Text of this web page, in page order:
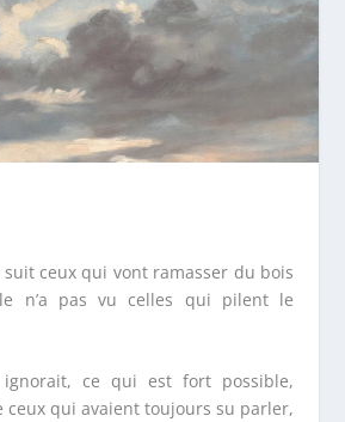
suit ceux qui vont ramasser du bois
n’a pas vu celles qui pilent le
ignorait, ce qui est fort possible,
ceux qui avaient toujours su parler,